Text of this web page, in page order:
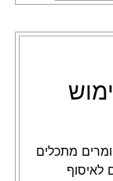
מתכלים
לאיסוף